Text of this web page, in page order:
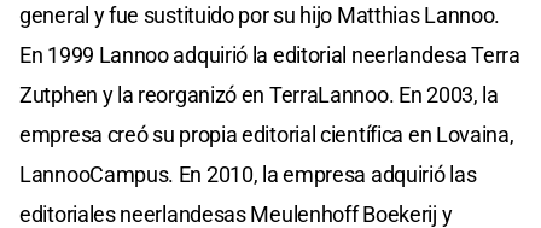
general y fue sustituido por su hijo Matthias Lannoo.
En 1999 Lannoo adquirió la editorial neerlandesa Terra
Zutphen y la reorganizó en TerraLannoo. En 2003, la
empresa creó su propia editorial científica en Lovaina,
LannooCampus. En 2010, la empresa adquirió las
editoriales neerlandesas Meulenhoff Boekerij y